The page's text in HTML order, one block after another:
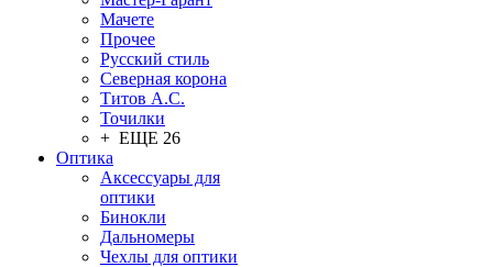
Мачете
Прочее
Русский стиль
Северная корона
Титов А.С.
Точилки
+ ЕЩЕ 26
Оптика
Аксессуары для
оптики
Бинокли
Дальномеры
Чехлы для оптики